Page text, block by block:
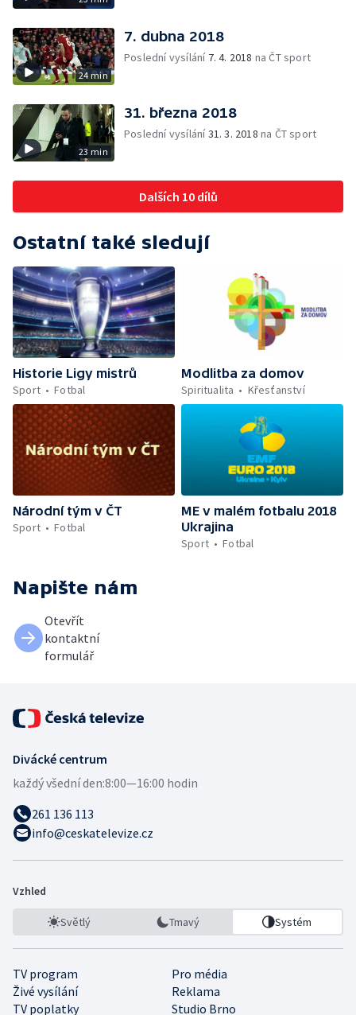
24 min
7. dubna 2018
Poslední vysílání 7. 4. 2018 na ČT sport
23 min
31. března 2018
Poslední vysílání31. 3. 2018 na ČT sport
Dalších 10 dílů
Ostatní také sledují
Historie Ligy mistrů
Sport
Fotbal
Modlitba za domov
Spiritualita
Křesťanství
Národní tým v ČT
Sport
Fotbal
ME v malém fotbalu 2018
Ukrajina
Sport
Fotbal
Napište nám
Otevřít
kontaktní
formulář
Divácké centrum
každý všední den:8:00—16:00 hodin
261 136 113
info@ceskatelevize.cz
Vzhled
Světlý Tmavý Systém
TV program
Pro média
Živé vysílání
Reklama
TV poplatky
Studio Brno